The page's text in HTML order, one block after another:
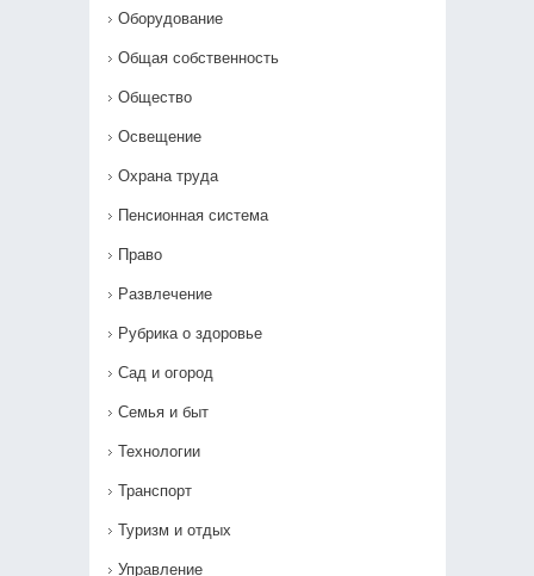
Оборудование
Общая собственность
Общество
Освещение
Охрана труда
Пенсионная система
Право
Развлечение
Рубрика о здоровье
Сад и огород
Семья и быт
Технологии
Транспорт
Туризм и отдых
Управление